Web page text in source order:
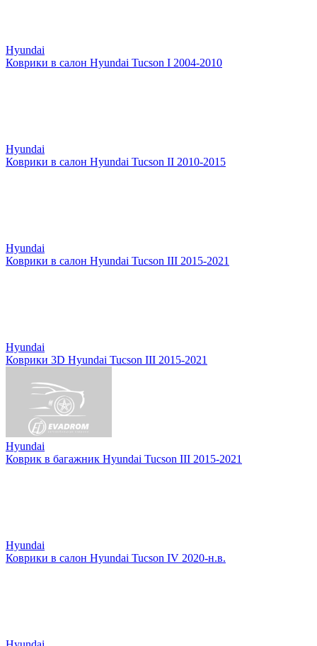
Hyundai
Коврики в салон Hyundai Tucson I 2004-2010
Hyundai
Коврики в салон Hyundai Tucson II 2010-2015
Hyundai
Коврики в салон Hyundai Tucson III 2015-2021
Hyundai
Коврики 3D Hyundai Tucson III 2015-2021
Hyundai
Коврик в багажник Hyundai Tucson III 2015-2021
Hyundai
Коврики в салон Hyundai Tucson IV 2020-н.в.